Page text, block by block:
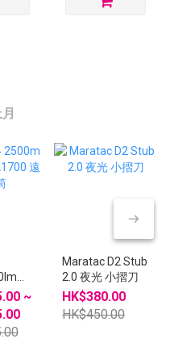
月
射 ~
Maratac D2 Stub
2.0 夜光 小摺刀
HK$380.00
HK$450.00